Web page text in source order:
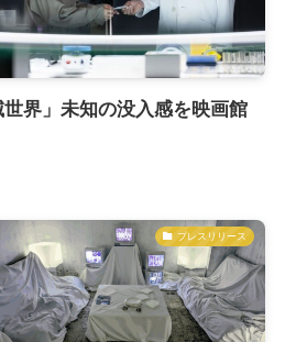
界」未知の没入感を映画館
プレスリリース